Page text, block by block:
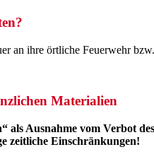
an ihre örtliche Feuerwehr
Materialien
als Ausnahme vom Verbot
zeitliche Einschränkungen!